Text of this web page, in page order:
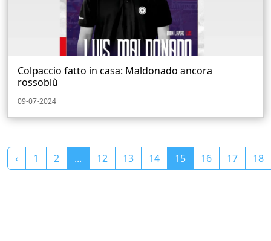
Colpaccio fatto in casa: Maldonado ancora
rossoblù
09-07-2024
‹ 1 2 ... 12 13 14 15 16 17 18